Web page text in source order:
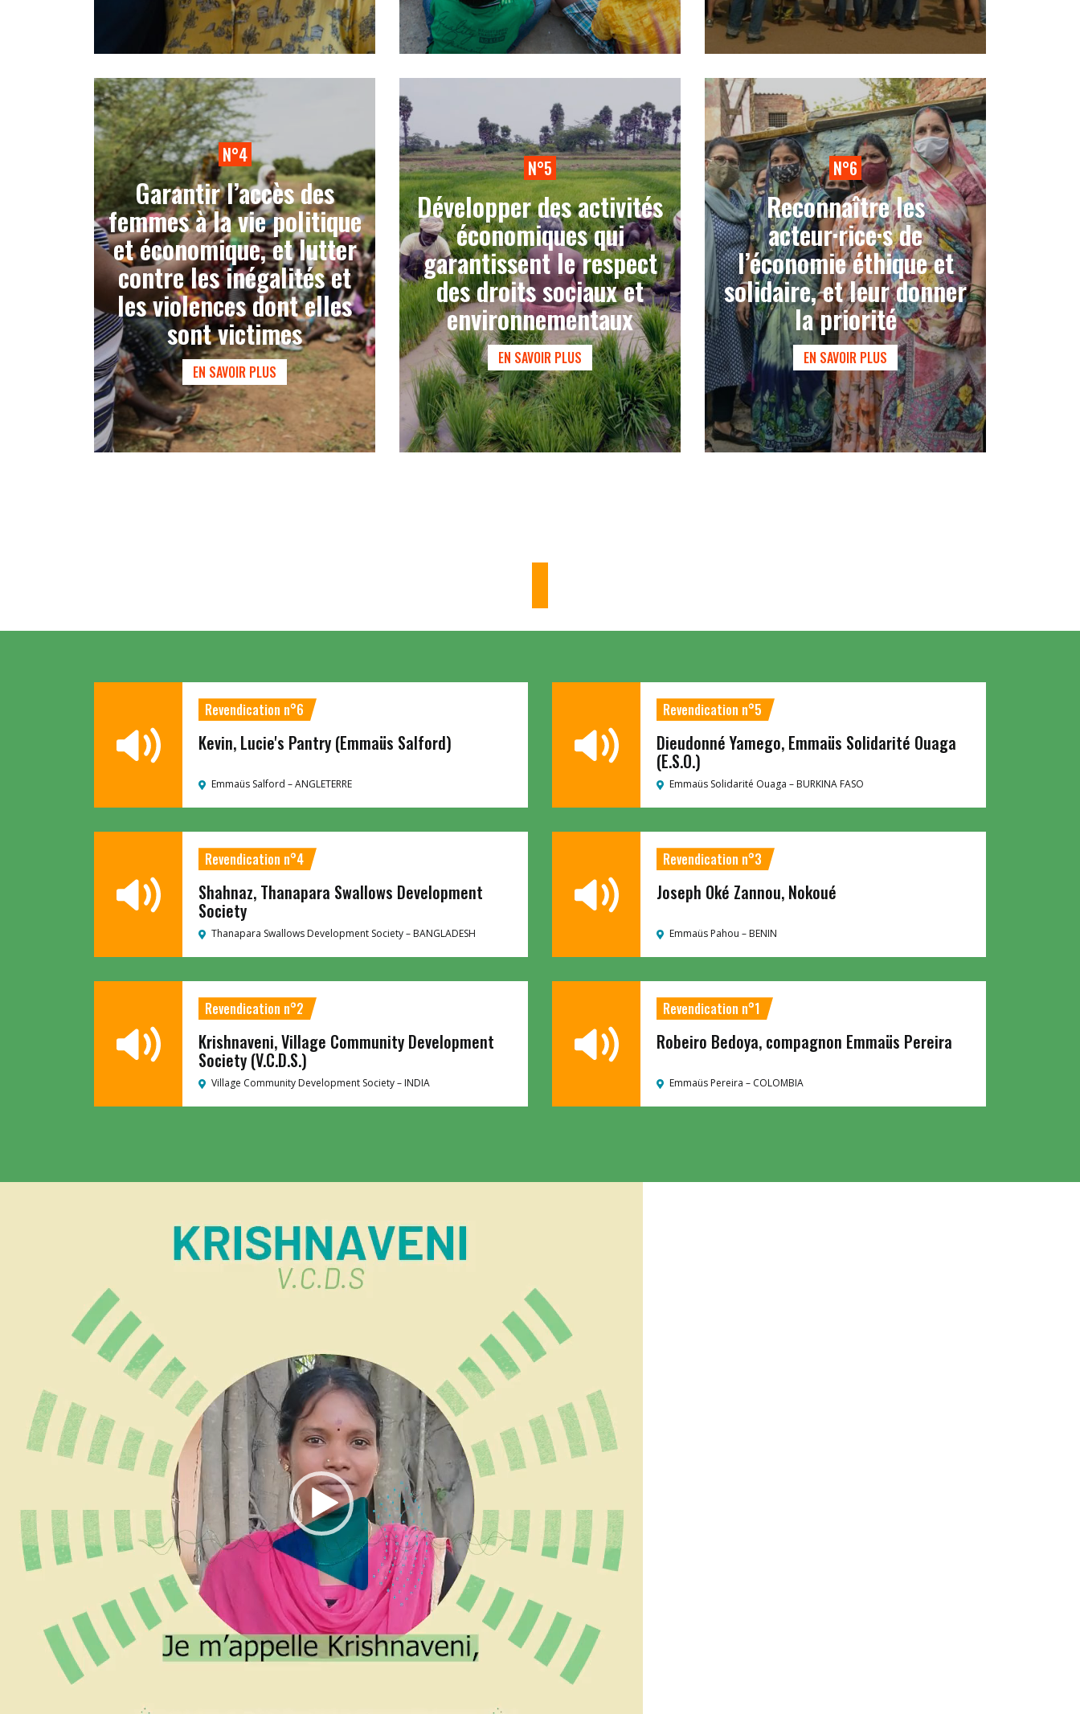
N°4
Garantir l’accès des
femmes à la vie politique
et économique, et lutter
contre les inégalités et
les violences dont elles
sont victimes
EN SAVOIR PLUS
N°5
Développer des activités
économiques qui
garantissent le respect
des droits sociaux et
environnementaux
EN SAVOIR PLUS
N°6
Reconnaître les
acteur·rice·s de
l’économie éthique et
solidaire, et leur donner
la priorité
EN SAVOIR PLUS
Revendication n°6
Kevin, Lucie's Pantry (Emmaüs Salford)
Emmaüs Salford –ANGLETERRE
Revendication n°5
Dieudonné Yamego, Emmaüs Solidarité Ouaga
(E.S.O.)
Emmaüs Solidarité Ouaga – BURKINA FASO
Revendication n°4
Shahnaz, Thanapara Swallows Development
Society
Thanapara Swallows Development Society – BANGLADESH
Revendication n°3
Joseph Oké Zannou, Nokoué
Emmaüs Pahou – BENIN
Revendication n°2
Krishnaveni, Village Community Development
Society (V.C.D.S.)
Village Community Development Society – INDIA
Revendication n°1
Robeiro Bedoya, compagnon Emmaüs Pereira
Emmaüs Pereira – COLOMBIA